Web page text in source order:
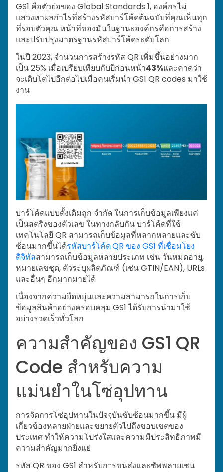
GS1 คือตัวย่อของ Global Standards 1, องค์กรไม่
แสวงหาผลกำไรที่สร้างรหัสบาร์โค้ดต้นฉบับที่คุณเห็นทุก
ที่รอบตัวคุณ หน้าที่ของมันในฐานะองค์กรคือการสร้าง
และปรับปรุงมาตรฐานรหัสบาร์โค้ดระดับโลก
ในปี 2023, จำนวนการสร้างรหัส QR เพิ่มขึ้นอย่างมาก
เป็น 25% เมื่อเปรียบเทียบกับปีก่อนหน้า43%และคาดว่า
จะเติบโตไปอีกต่อไปเมื่อคนเริ่มนำ GS1 QR codes มาใช้
งาน
บาร์โค้ดแบบดั้งเดิมถูก จำกัด ในการเก็บข้อมูลเพียงแค่
เป็นสตริงของตัวเลข ในทางกลับกัน บาร์โค้ดที่ใช้
เทคโนโลยี QR สามารถเก็บข้อมูลที่หลากหลายและซับ
ซ้อนมากขึ้นได้รหัสบาร์โค้ด QR ของ GS1 ที่เชื่อมโยง
ดิจิทัลสามารถเก็บข้อมูลหลายประเภท เช่น วันหมดอายุ,
หมายเลขชุด, ตัวระบุผลิตภัณฑ์ (เช่น GTIN/EAN), URLs
และอื่นๆ อีกมากมายได้
เนื่องจากความยืดหยุ่นและความสามารถในการเก็บ
ข้อมูลสินค้าอย่างครอบคลุม GS1 ได้รับการนำมาใช้
อย่างรวดเร็วทั่วโลก
ความสำคัญของ GS1 QR
Code สำหรับความ
แม่นยำในโซ่อุปทาน
การจัดการโซ่อุปทานในปัจจุบันซับซ้อนมากขึ้น มีผู้
เกี่ยวข้องหลายฝ่ายและขยายตัวไปถึงขอบเขตของ
ประเทศ ทำให้ความโปร่งใสและความมีประสิทธิภาพมี
ความสำคัญมากยิ่งแย่
รหัส QR ของ GS1 สำหรับการขนส่งและซัพพลายเชน